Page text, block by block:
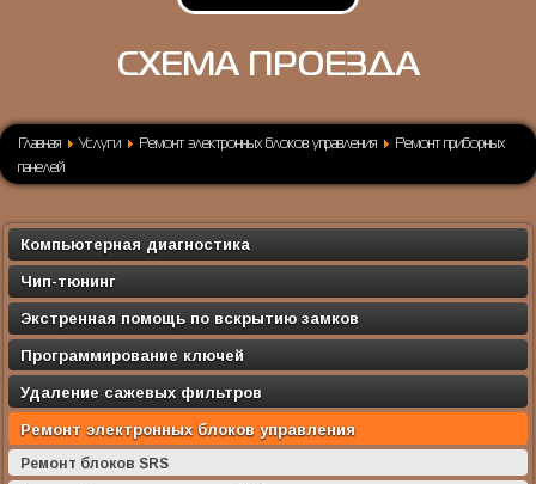
СХЕМА ПРОЕЗДА
Главная Услуги Ремонт электронных блоков управления
Ремонт приборных
панелей
Компьютерная диагностика
Чип-тюнинг
Экстренная помощь по вскрытию замков
Программирование ключей
Удаление сажевых фильтров
Ремонт электронных блоков управления
Ремонт блоков SRS